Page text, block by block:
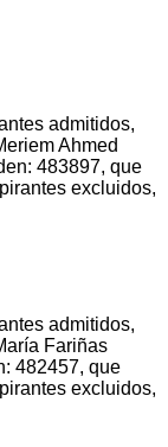
admitidos,
Ahmed
483897, que
excluidos,
admitidos,
Fariñas
482457, que
excluidos,